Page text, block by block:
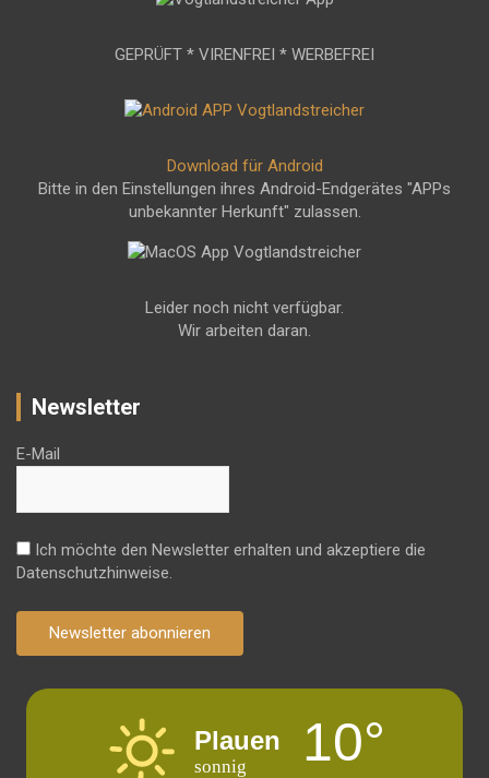
GEPRÜFT * VIRENFREI * WERBEFREI
Download für Android
Bitte in den Einstellungen ihres Android-Endgerätes "APPs
unbekannter Herkunft" zulassen.
Leider noch nicht verfügbar.
Wir arbeiten daran.
Newsletter
E-Mail
Ich möchte den Newsletter erhalten und akzeptiere die
Datenschutzhinweise.
Newsletter abonnieren
Plauen
sonnig 10°